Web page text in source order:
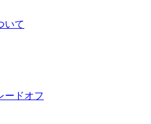
いて
ードオフ